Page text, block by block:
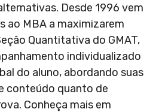
Desde 1996 vem
ao MBA a maximizarem
Quantitativa do GMAT,
individualizado
do aluno, abordando suas
conteúdo quanto de
Conheça mais em